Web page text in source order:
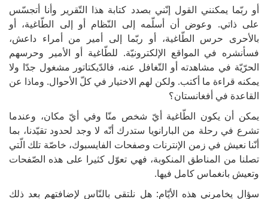
أو ربّما يمكنني القول إنّني بصدد كتابة هذا التّقرير وأنا أتجسّس
على ذاتي. وعوض أن أسلّمه إلى النّظام أو إلى الطّاغية، أو
بالأحرى حرس الطّاغية، أو ربّما إلى أمير من أمراء داعش،
فسأنشره في المواقع الإلكترونيّة. للطّاغية أو الأمير وحرسهم
الحرّيّة في مشاهدته أو التّغافل عنه، فالدّيكتاتور مشغول جدّا ولا
يمكنه قراءة ما أكتب. ولكن لهم الاختيار في كلّ الأحوال. وماذا عن
القاعدة في أفغانستان؟
يمكن أن يكون الطّاغية أيّ شخص منّا وفي أيّ مكان، وعندما
تشرع في رحلة من البارانويا ستدرك أنّه لا وجد لحدود تقيّدنا، بما
أنّنا نعيش في زمن الإنترنات وصفحات الفايسبوك، خاصّة تلك الّتي
تصلنا من المناطق المنكوبة، فهي تعوّل كثيرا على هذه الصّفحات
وتعيش بانغماس كامل فيها.
سؤال يخامرني هذه الأيّام: هل نلتقي بالنّاس لإضافتهم بعد ذلك